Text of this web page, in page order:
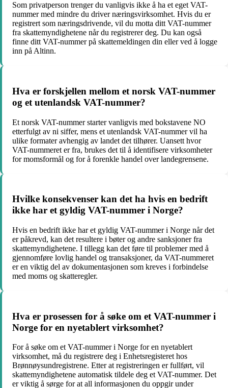
Som privatperson trenger du vanligvis ikke å ha et eget VAT-
nummer med mindre du driver næringsvirksomhet. Hvis du er
registrert som næringsdrivende, vil du motta ditt VAT-nummer
fra skattemyndighetene når du registrerer deg. Du kan også
finne ditt VAT-nummer på skattemeldingen din eller ved å logge
inn på Altinn.
Hva er forskjellen mellom et norsk VAT-nummer
og et utenlandsk VAT-nummer?
Et norsk VAT-nummer starter vanligvis med bokstavene NO
etterfulgt av ni siffer, mens et utenlandsk VAT-nummer vil ha
ulike formater avhengig av landet det tilhører. Uansett hvor
VAT-nummeret er fra, brukes det til å identifisere virksomheter
for momsformål og for å forenkle handel over landegrensene.
Hvilke konsekvenser kan det ha hvis en bedrift
ikke har et gyldig VAT-nummer i Norge?
Hvis en bedrift ikke har et gyldig VAT-nummer i Norge når det
er påkrevd, kan det resultere i bøter og andre sanksjoner fra
skattemyndighetene. I tillegg kan det føre til problemer med å
gjennomføre lovlig handel og transaksjoner, da VAT-nummeret
er en viktig del av dokumentasjonen som kreves i forbindelse
med moms og skatteregler.
Hva er prosessen for å søke om et VAT-nummer i
Norge for en nyetablert virksomhet?
For å søke om et VAT-nummer i Norge for en nyetablert
virksomhet, må du registrere deg i Enhetsregisteret hos
Brønnøysundregistrene. Etter at registreringen er fullført, vil
skattemyndighetene automatisk tildele deg et VAT-nummer. Det
er viktig å sørge for at all informasjonen du oppgir under